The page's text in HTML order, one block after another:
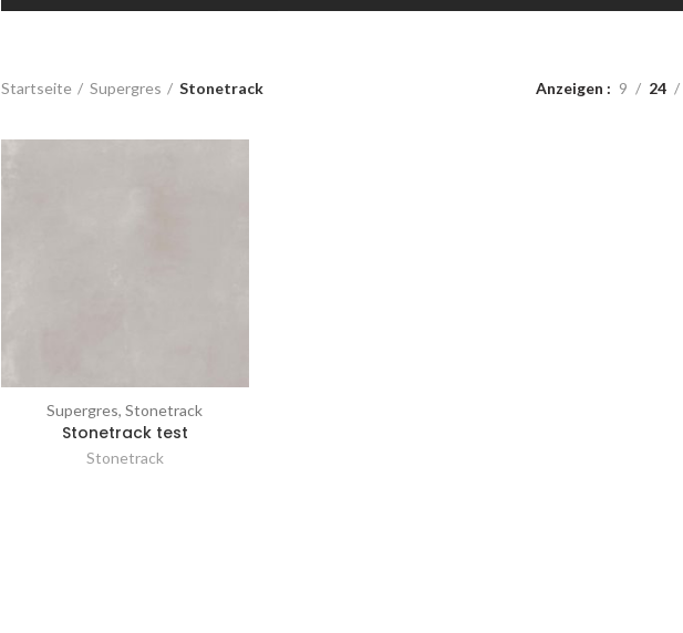
Startseite Supergres Stonetrack Anzeigen 9 24
Vergleichen
Supergres, Stonetrack
Stonetrack test
Stonetrack